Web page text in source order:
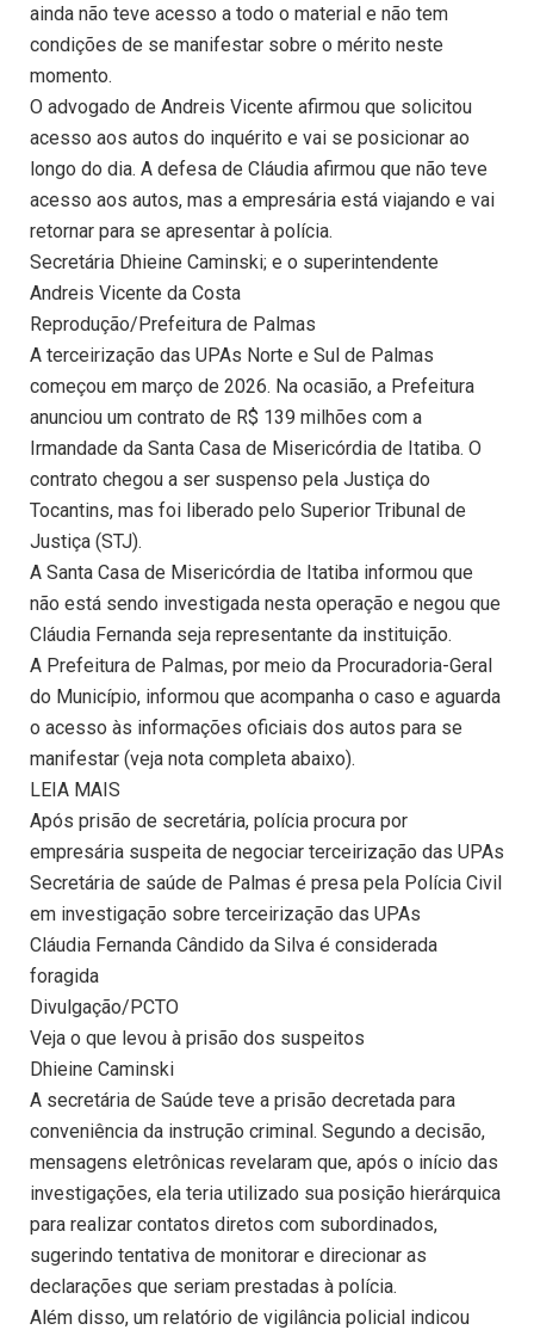
ainda não teve acesso a todo o material e não tem
condições de se manifestar sobre o mérito neste
momento.
O advogado de Andreis Vicente afirmou que solicitou
acesso aos autos do inquérito e vai se posicionar ao
longo do dia. A defesa de Cláudia afirmou que não teve
acesso aos autos, mas a empresária está viajando e vai
retornar para se apresentar à polícia.
Secretária Dhieine Caminski; e o superintendente
Andreis Vicente da Costa
Reprodução/Prefeitura de Palmas
A terceirização das UPAs Norte e Sul de Palmas
começou em março de 2026. Na ocasião, a Prefeitura
anunciou um contrato de R$ 139 milhões com a
Irmandade da Santa Casa de Misericórdia de Itatiba. O
contrato chegou a ser suspenso pela Justiça do
Tocantins, mas foi liberado pelo Superior Tribunal de
Justiça (STJ).
A Santa Casa de Misericórdia de Itatiba informou que
não está sendo investigada nesta operação e negou que
Cláudia Fernanda seja representante da instituição.
A Prefeitura de Palmas, por meio da Procuradoria-Geral
do Município, informou que acompanha o caso e aguarda
o acesso às informações oficiais dos autos para se
manifestar (veja nota completa abaixo).
LEIA MAIS
Após prisão de secretária, polícia procura por
empresária suspeita de negociar terceirização das UPAs
Secretária de saúde de Palmas é presa pela Polícia Civil
em investigação sobre terceirização das UPAs
Cláudia Fernanda Cândido da Silva é considerada
foragida
Divulgação/PCTO
Veja o que levou à prisão dos suspeitos
Dhieine Caminski
A secretária de Saúde teve a prisão decretada para
conveniência da instrução criminal. Segundo a decisão,
mensagens eletrônicas revelaram que, após o início das
investigações, ela teria utilizado sua posição hierárquica
para realizar contatos diretos com subordinados,
sugerindo tentativa de monitorar e direcionar as
declarações que seriam prestadas à polícia.
Além disso, um relatório de vigilância policial indicou